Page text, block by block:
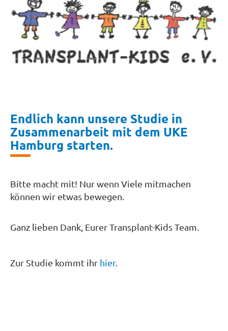
Endlich kann unsere Studie in
Zusammenarbeit mit dem UKE
Hamburg starten.
Bitte macht mit! Nur wenn Viele mitmachen
können wir etwas bewegen.
Ganz lieben Dank, Eurer Transplant-Kids Team.
Zur Studie kommt ihr hier.